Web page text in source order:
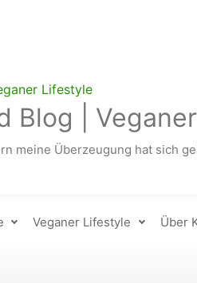
Blog |
meine Überzeugung hat sich
Veganer Lifestyle Über